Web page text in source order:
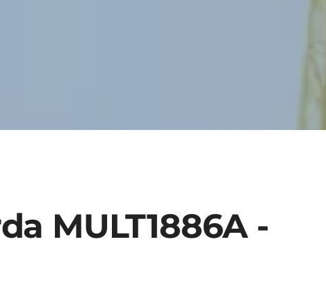
MULT1886A -